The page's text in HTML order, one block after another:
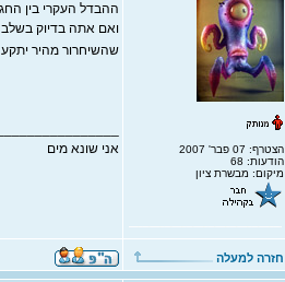
הצטרף: 07 פבר' 2007
הודעות: 68
מיקום: מבשרת ציון
ההבדל העקרי בין
ואם אתה בדיוק בשלב
שהשיחרור מהיר יתקע
אני שונא מים
חזרה למעלה